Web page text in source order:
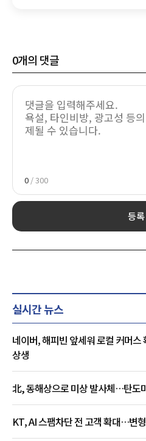
0개의 댓글
0 / 300
등록
실시간 뉴스
네이버, 해피빈 앞세워 로컬 커머
상생
北, 동해상으로 미상 발사체…탄도
KT, AI 스팸차단 전 고객 확대…변